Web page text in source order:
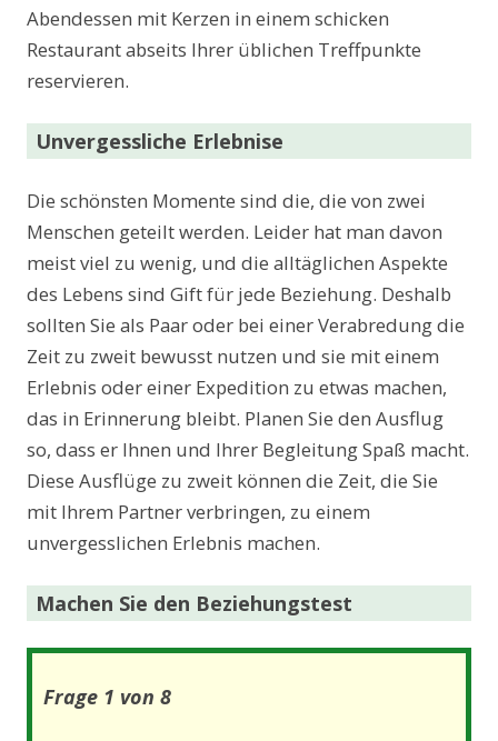
Abendessen mit Kerzen in einem schicken
Restaurant abseits Ihrer üblichen Treffpunkte
reservieren.
Unvergessliche Erlebnise
Die schönsten Momente sind die, die von zwei
Menschen geteilt werden. Leider hat man davon
meist viel zu wenig, und die alltäglichen Aspekte
des Lebens sind Gift für jede Beziehung. Deshalb
sollten Sie als Paar oder bei einer Verabredung die
Zeit zu zweit bewusst nutzen und sie mit einem
Erlebnis oder einer Expedition zu etwas machen,
das in Erinnerung bleibt. Planen Sie den Ausflug
so, dass er Ihnen und Ihrer Begleitung Spaß macht.
Diese Ausflüge zu zweit können die Zeit, die Sie
mit Ihrem Partner verbringen, zu einem
unvergesslichen Erlebnis machen.
Machen Sie den Beziehungstest
Frage 1 von 8